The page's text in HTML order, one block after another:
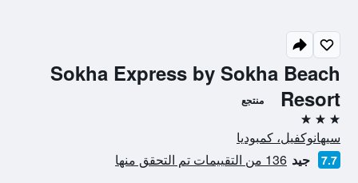
Sokha Express by Sokha Beach
Resort
منتجع
3 نجوم
سيهانوكفيل، كمبوديا
7.7 جيد 136 من التقييمات تم التحقق منها